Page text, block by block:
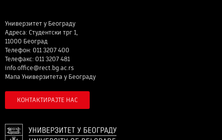
Универзитет у Београду
Адреса: Студентски трг 1,
11000 Београд
Телефон: 011 3207 400
Телефакс: 011 3207 481
info.office@rect.bg.ac.rs
Мапа Универзитета у Београду
КОНТАКТИРАЈТЕ НАС